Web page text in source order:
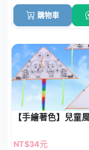
購物車
【手繪著色】兒童
NT$34元